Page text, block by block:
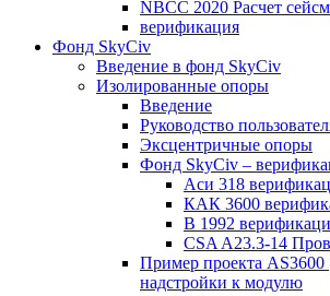
NBCC 2020 Расчет
верификация
Фонд SkyCiv
Введение в фонд SkyCiv
Изолированные опоры
Введение
Руководство
Эксцентричные опоры
Фонд SkyCiv –
Аси 318
КАК 3600
В 1992
CSA A23.3-14
Пример проекта AS3600
надстройки к модулю